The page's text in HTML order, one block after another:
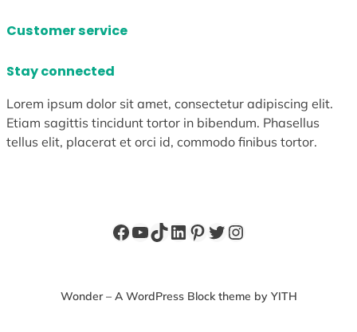
Customer service
Stay connected
Lorem ipsum dolor sit amet, consectetur adipiscing elit.
Etiam sagittis tincidunt tortor in bibendum. Phasellus
tellus elit, placerat et orci id, commodo finibus tortor.
Facebook
YouTube
TikTok
LinkedIn
Pinterest
X Instagram
Wonder – A WordPress Block theme by YITH